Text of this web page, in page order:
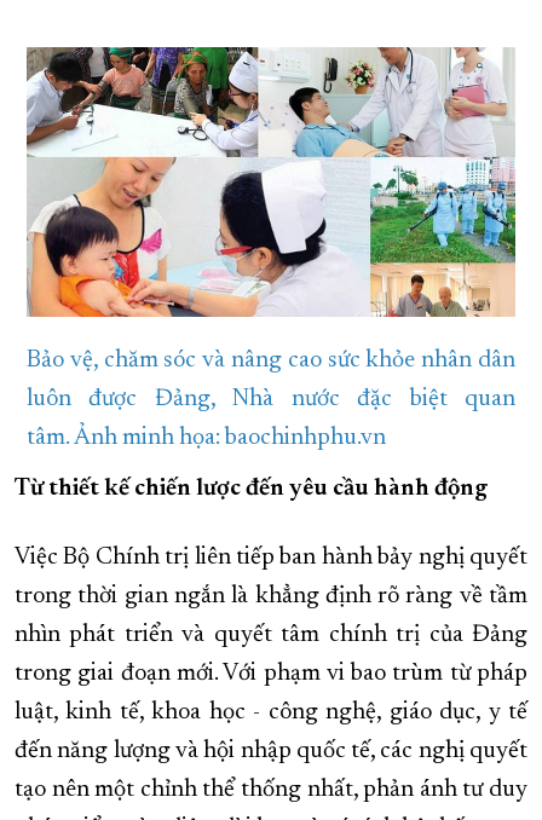
Bảo vệ, chăm sóc và nâng cao sức khỏe nhân dân
luôn được Đảng, Nhà nước đặc biệt quan
tâm. Ảnh minh họa: baochinhphu.vn
Từ thiết kế chiến lược đến yêu cầu hành động
Việc Bộ Chính trị liên tiếp ban hành bảy nghị quyết
trong thời gian ngắn là khẳng định rõ ràng về tầm
nhìn phát triển và quyết tâm chính trị của Đảng
trong giai đoạn mới. Với phạm vi bao trùm từ pháp
luật, kinh tế, khoa học - công nghệ, giáo dục, y tế
đến năng lượng và hội nhập quốc tế, các nghị quyết
tạo nên một chỉnh thể thống nhất, phản ánh tư duy